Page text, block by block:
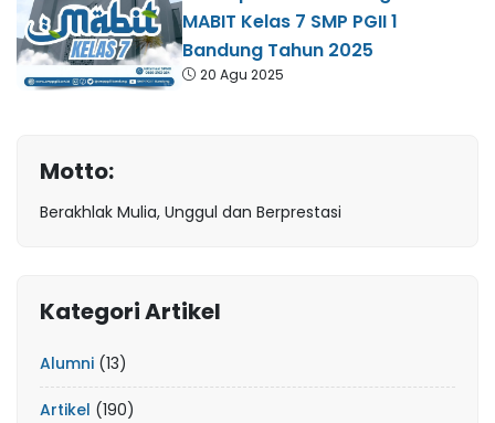
MABIT Kelas 7 SMP PGII 1
Bandung Tahun 2025
20 Agu 2025
Motto:
Berakhlak Mulia, Unggul dan Berprestasi
Kategori Artikel
Alumni (13)
Artikel (190)